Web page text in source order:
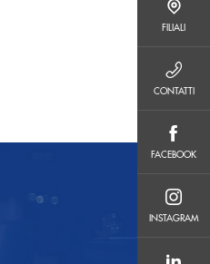
FILIALI
CONTATTI
FACEBOOK
FACEBOOK
INSTAGRAM
INSTAGRAM